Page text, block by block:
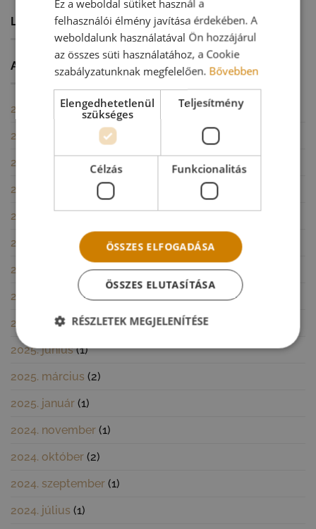
ötlet
bejegyzéshez
LEGUTÓBBI HOZZÁSZÓLÁSOK
ARCHÍVUM
2026. július(1)
2026. június
2026. május
2026. február
2026. január(1)
2025. december
(1)
2025. november(1)
2025. október(1)
2025. szeptember(1)
2025. június(1)
2025. március (2)
2025. január (1)
2024. november (1)
2024. október (2)
2024. szeptember (1)
2024. július (1)
Ez a weboldal sütiket használ a
felhasználói élmény javítása érdekében. A
weboldalunk használatával Ön hozzájárul
az összes süti használatához, a Cookie
szabályzatunknak megfelelően. Bővebben
Elengedhetetlenül
szükséges
Teljesítmény
Célzás Funkcionalitás
ÖSSZES ELFOGADÁSA
ÖSSZES ELUTASÍTÁSA
RÉSZLETEK MEGJELENÍTÉSE